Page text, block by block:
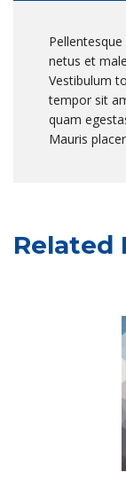
netus et
Vestibulum
tempor sit
quam
Mauris
Related